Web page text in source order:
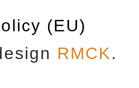
(EU)
RMCK.